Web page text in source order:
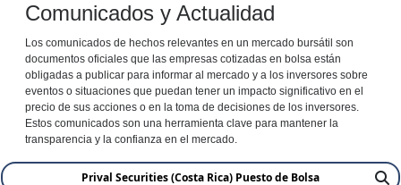
Comunicados y Actualidad
Los comunicados de hechos relevantes en un mercado bursátil son
documentos oficiales que las empresas cotizadas en bolsa están
obligadas a publicar para informar al mercado y a los inversores sobre
eventos o situaciones que puedan tener un impacto significativo en el
precio de sus acciones o en la toma de decisiones de los inversores.
Estos comunicados son una herramienta clave para mantener la
transparencia y la confianza en el mercado.